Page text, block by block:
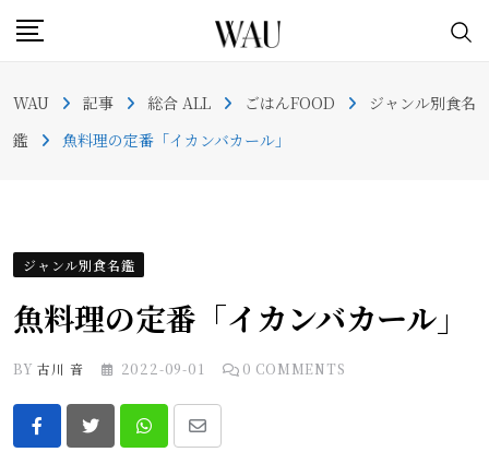
Skip
content
WAU 記事 総合 ALL ごはんFOOD
ジャンル別食名
鑑
魚料理の定番「イカンバカール」
ジャンル別食名鑑
魚料理の定番「イカンバカール」
BY古川 音 2022-09-01 0 COMMENTS
Whatsapp
Share